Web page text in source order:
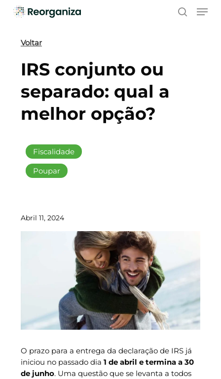
Skip
contentVoltar
Fiscalidade
Poupar
IRS conjunto ou
separado: qual a
melhor opção?
Abril 11, 2024
O prazo para a entrega da declaração de IRS já
iniciou no passado dia 1 de abril e termina a 30
de junho. Uma questão que se levanta a todos